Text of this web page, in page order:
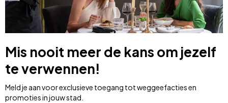
Mis nooit meer de kans om jezelf
te verwennen!
Meld je aan voor exclusieve toegang tot weggeefacties en
promoties in jouw stad.